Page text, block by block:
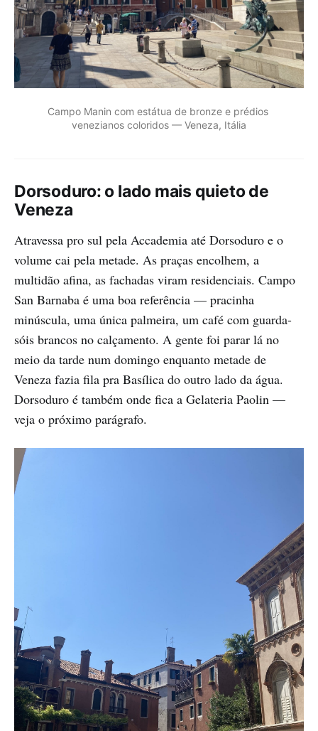
Campo Manin com estátua de bronze e prédios
venezianos coloridos — Veneza, Itália
Dorsoduro: o lado mais quieto de
Veneza
Atravessa pro sul pela Accademia até Dorsoduro e o
volume cai pela metade. As praças encolhem, a
multidão afina, as fachadas viram residenciais. Campo
San Barnaba é uma boa referência — pracinha
minúscula, uma única palmeira, um café com guarda-
sóis brancos no calçamento. A gente foi parar lá no
meio da tarde num domingo enquanto metade de
Veneza fazia fila pra Basílica do outro lado da água.
Dorsoduro é também onde fica a Gelateria Paolin —
veja o próximo parágrafo.